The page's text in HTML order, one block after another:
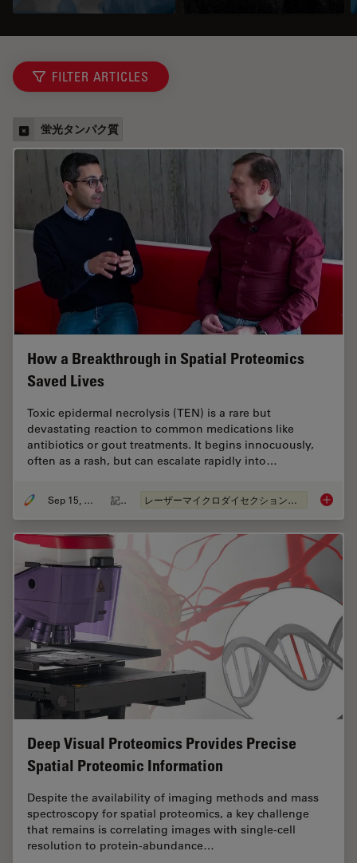
FILTER ARTICLES
蛍光タンパク質
How a Breakthrough in Spatial Proteomics
Saved Lives
Toxic epidermal necrolysis (TEN) is a rare but
devastating reaction to common medications like
antibiotics or gout treatments. It begins innocuously,
often as a rash, but can escalate rapidly into…
Sep 15, 2025 記事 レーザーマイクロダイセクション（LMD） How a
Deep Visual Proteomics Provides Precise
Spatial Proteomic Information
Despite the availability of imaging methods and mass
spectroscopy for spatial proteomics, a key challenge
that remains is correlating images with single-cell
resolution to protein-abundance…